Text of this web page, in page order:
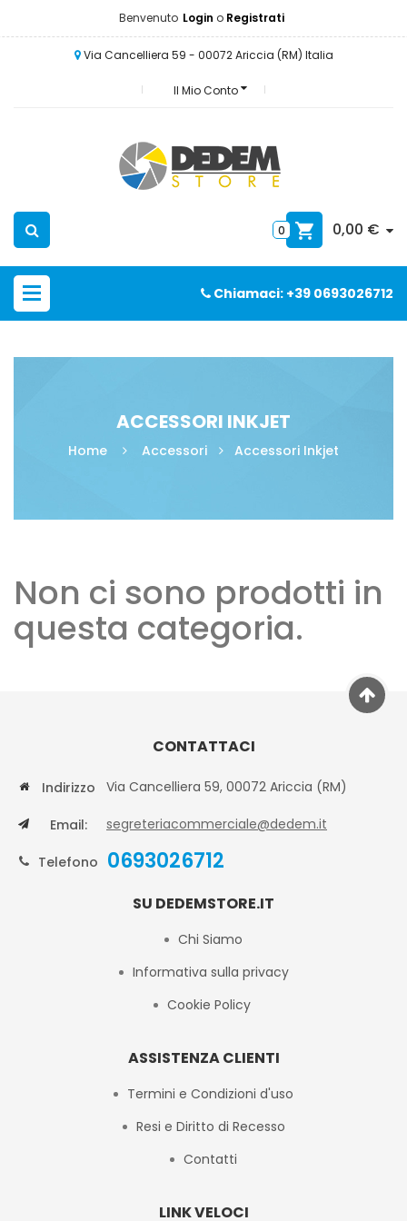
Benvenuto Login o Registrati
Via Cancelliera 59 - 00072 Ariccia (RM) Italia
Il Mio Conto
0 0,00 €
Chiamaci: +39 0693026712
ACCESSORI INKJET
Home Accessori Accessori Inkjet
Non ci sono prodotti in
questa categoria.
SU DEDEMSTORE.IT
Chi Siamo
Informativa sulla privacy
Cookie Policy
ASSISTENZA CLIENTI
Termini e Condizioni d'uso
Resi e Diritto di Recesso
Contatti
LINK VELOCI
CONTATTACI
Indirizzo Via Cancelliera 59, 00072 Ariccia (RM)
Email: segreteriacommerciale@dedem.it
Telefono 0693026712